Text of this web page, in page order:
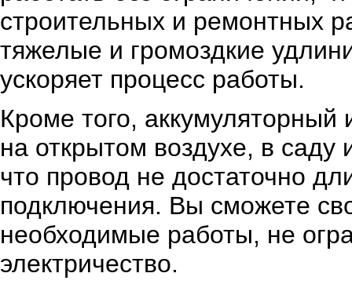
строительных и ремонтных
тяжелые и громоздкие
ускоряет процесс работы.
Кроме того,
на открытом воздухе, в
что провод не достаточно
подключения. Вы сможете
необходимые работы, не
электричество.